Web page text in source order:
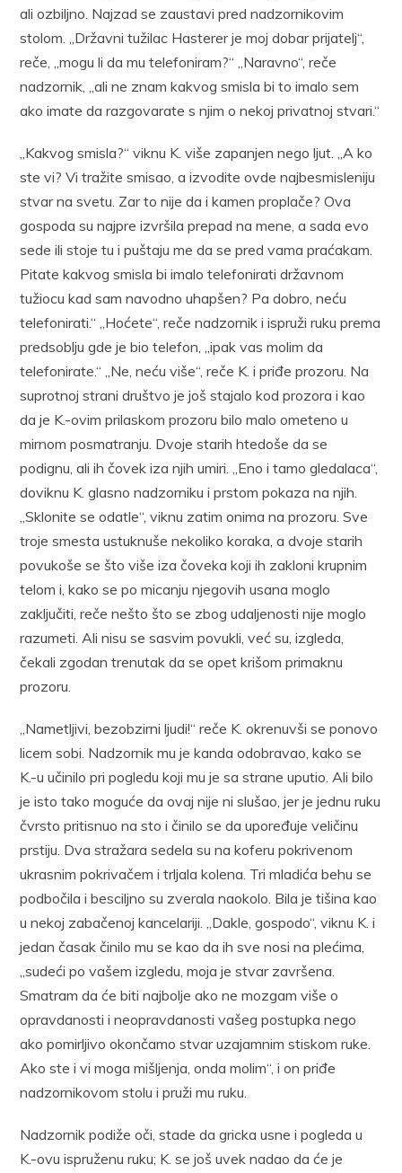
ali ozbiljno. Najzad se zaustavi pred nadzornikovim
stolom. „Državni tužilac Hasterer je moj dobar prijatelj“,
reče, „mogu li da mu telefoniram?“ „Naravno“, reče
nadzornik, „ali ne znam kakvog smisla bi to imalo sem
ako imate da razgovarate s njim o nekoj privatnoj stvari.“
„Kakvog smisla?“ viknu K. više zapanjen nego ljut. „A ko
ste vi? Vi tražite smisao, a izvodite ovde najbesmisleniju
stvar na svetu. Zar to nije da i kamen proplače? Ova
gospoda su najpre izvršila prepad na mene, a sada evo
sede ili stoje tu i puštaju me da se pred vama praćakam.
Pitate kakvog smisla bi imalo telefonirati državnom
tužiocu kad sam navodno uhapšen? Pa dobro, neću
telefonirati.“ „Hoćete“, reče nadzornik i ispruži ruku prema
predsoblju gde je bio telefon, „ipak vas molim da
telefonirate.“ „Ne, neću više“, reče K. i priđe prozoru. Na
suprotnoj strani društvo je još stajalo kod prozora i kao
da je K.-ovim prilaskom prozoru bilo malo ometeno u
mirnom posmatranju. Dvoje starih htedoše da se
podignu, ali ih čovek iza njih umiri. „Eno i tamo gledalaca“,
doviknu K. glasno nadzorniku i prstom pokaza na njih.
„Sklonite se odatle“, viknu zatim onima na prozoru. Sve
troje smesta ustuknuše nekoliko koraka, a dvoje starih
povukoše se što više iza čoveka koji ih zakloni krupnim
telom i, kako se po micanju njegovih usana moglo
zaključiti, reče nešto što se zbog udaljenosti nije moglo
razumeti. Ali nisu se sasvim povukli, već su, izgleda,
čekali zgodan trenutak da se opet krišom primaknu
prozoru.
„Nametljivi, bezobzirni ljudi!“ reče K. okrenuvši se ponovo
licem sobi. Nadzornik mu je kanda odobravao, kako se
K.-u učinilo pri pogledu koji mu je sa strane uputio. Ali bilo
je isto tako moguće da ovaj nije ni slušao, jer je jednu ruku
čvrsto pritisnuo na sto i činilo se da upoređuje veličinu
prstiju. Dva stražara sedela su na koferu pokrivenom
ukrasnim pokrivačem i trljala kolena. Tri mladića behu se
podbočila i besciljno su zverala naokolo. Bila je tišina kao
u nekoj zabačenoj kancelariji. „Dakle, gospodo“, viknu K. i
jedan časak činilo mu se kao da ih sve nosi na plećima,
„sudeći po vašem izgledu, moja je stvar završena.
Smatram da će biti najbolje ako ne mozgam više o
opravdanosti i neopravdanosti vašeg postupka nego
ako pomirljivo okončamo stvar uzajamnim stiskom ruke.
Ako ste i vi moga mišljenja, onda molim“, i on priđe
nadzornikovom stolu i pruži mu ruku.
Nadzornik podiže oči, stade da gricka usne i pogleda u
K.-ovu ispruženu ruku; K. se još uvek nadao da će je